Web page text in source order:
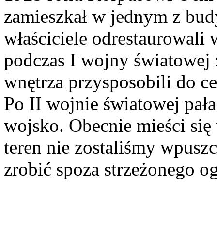
zamieszkał w jednym z
właściciele odrestaurowali
podczas I wojny światowej
wnętrza przysposobili do
Po II wojnie światowej
wojsko. Obecnie mieści
teren nie zostaliśmy
zrobić spoza strzeżonego